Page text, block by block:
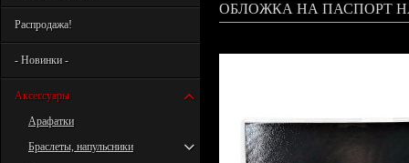
Распродажа!
- Новинки -
Аксессуары
Арафатки
Браслеты, напульсники
ОБЛОЖКА НА ПАСПОРТ